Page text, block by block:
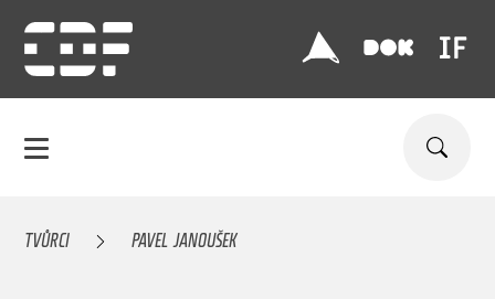
TVŮRCI PAVEL JANOUŠEK